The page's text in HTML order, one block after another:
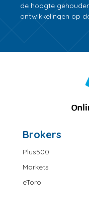
de hoogte
ontwikkelingen op
Brokers
Plus500
Markets
eToro